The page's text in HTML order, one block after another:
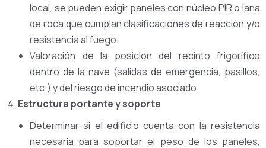
local, se pueden exigir paneles con núcleo PIR o lana
de roca que cumplan clasificaciones de reacción y/o
resistencia al fuego.
Valoración de la posición del recinto frigorífico
dentro de la nave (salidas de emergencia, pasillos,
etc.) y del riesgo de incendio asociado.
Estructura portante y soporte
Determinar si el edificio cuenta con la resistencia
necesaria para soportar el peso de los paneles,